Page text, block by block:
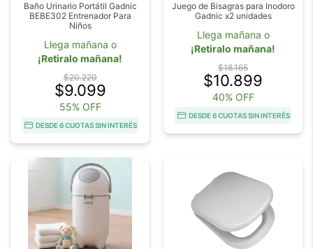
Baño Urinario Portátil Gadnic
BEBE302 Entrenador Para
Niños
Llega mañana o
¡Retiralo mañana!
$20.220
$9.099
55% OFF
DESDE 6 CUOTAS SIN INTERÉS
Juego de Bisagras para Inodoro
Gadnic x2 unidades
Llega mañana o
¡Retiralo mañana!
$18.165
$10.899
40% OFF
DESDE 6 CUOTAS SIN INTERÉS